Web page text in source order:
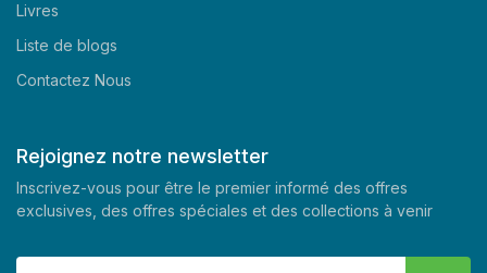
Livres
Liste de blogs
Contactez Nous
Rejoignez notre newsletter
Inscrivez-vous pour être le premier informé des offres
exclusives, des offres spéciales et des collections à venir